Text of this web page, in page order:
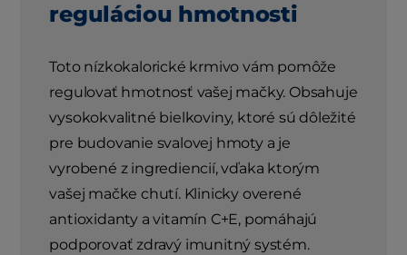
reguláciou hmotnosti
Toto nízkokalorické krmivo vám pomôže
regulovať hmotnosť vašej mačky. Obsahuje
vysokokvalitné bielkoviny, ktoré sú dôležité
pre budovanie svalovej hmoty a je
vyrobené z ingrediencií, vďaka ktorým
vašej mačke chutí. Klinicky overené
antioxidanty a vitamín C+E, pomáhajú
podporovať zdravý imunitný systém.